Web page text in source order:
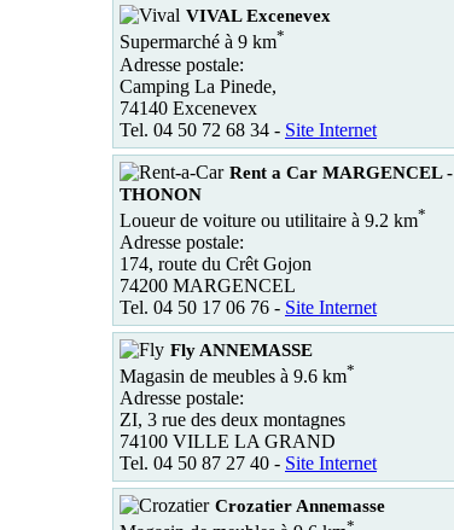
VIVAL Excenevex
Supermarché à 9 km*
Adresse postale:
Camping La Pinede,
74140 Excenevex
Tel. 04 50 72 68 34 - Site Internet
Rent a Car MARGENCEL -
THONON
Loueur de voiture ou utilitaire à 9.2 km*
Adresse postale:
174, route du Crêt Gojon
74200 MARGENCEL
Tel. 04 50 17 06 76 - Site Internet
Fly ANNEMASSE
Magasin de meubles à 9.6 km*
Adresse postale:
ZI, 3 rue des deux montagnes
74100 VILLE LA GRAND
Tel. 04 50 87 27 40 - Site Internet
Crozatier Annemasse
*